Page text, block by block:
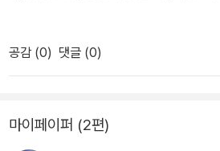
새풀도/ 자란다.// 기를 쓰고 자란다.//-「바
름은 농부들이 풀과의 전쟁을 선포하는 계
고 나면 풀은 더 기세등등하게 자라 마치
를 단단히 내리고 버티기에 들어가는 것
유해서 '널름널름 마을 길을 잘라먹고 단
수밭을 먹어 치우지 뭐야'등... 내 생활 가
나, 식물들에 순수한 마음을 입혀서 절로
에게는 순수한 마음으로 주변 사물을 대
공감 (0) 댓글 (0)
마이페이퍼 (2편)